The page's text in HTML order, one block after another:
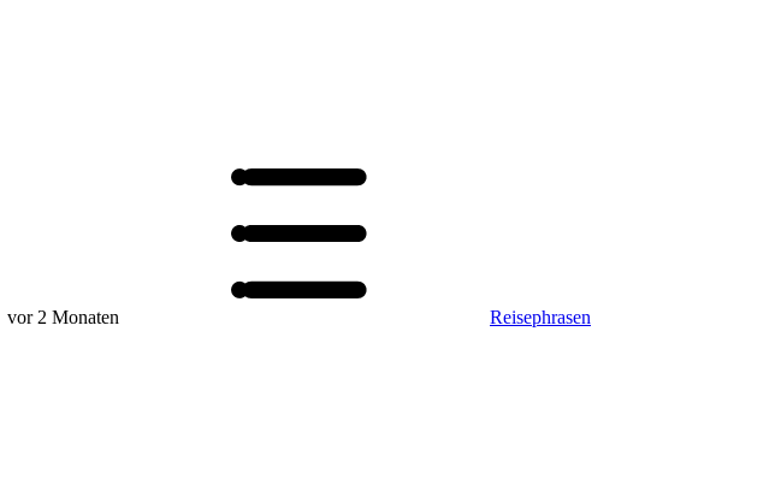
vor 2 Monaten Reisephrasen